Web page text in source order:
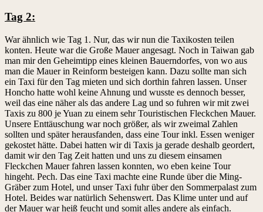
Tag 2:
War ähnlich wie Tag 1. Nur, das wir nun die Taxikosten teilen
konten. Heute war die Große Mauer angesagt. Noch in Taiwan gab
man mir den Geheimtipp eines kleinen Bauerndorfes, von wo aus
man die Mauer in Reinform besteigen kann. Dazu sollte man sich
ein Taxi für den Tag mieten und sich dorthin fahren lassen. Unser
Honcho hatte wohl keine Ahnung und wusste es dennoch besser,
weil das eine näher als das andere Lag und so fuhren wir mit zwei
Taxis zu 800 je Yuan zu einem sehr Touristischen Fleckchen Mauer.
Unsere Enttäuschung war noch größer, als wir zweimal Zahlen
sollten und später herausfanden, dass eine Tour inkl. Essen weniger
gekostet hätte. Dabei hatten wir di Taxis ja gerade deshalb geordert,
damit wir den Tag Zeit hatten und uns zu diesem einsamen
Fleckchen Mauer fahren lassen konnten, wo eben keine Tour
hingeht. Pech. Das eine Taxi machte eine Runde über die Ming-
Gräber zum Hotel, und unser Taxi fuhr über den Sommerpalast zum
Hotel. Beides war natürlich Sehenswert. Das Klime unter und auf
der Mauer war heiß feucht und somit alles andere als einfach.